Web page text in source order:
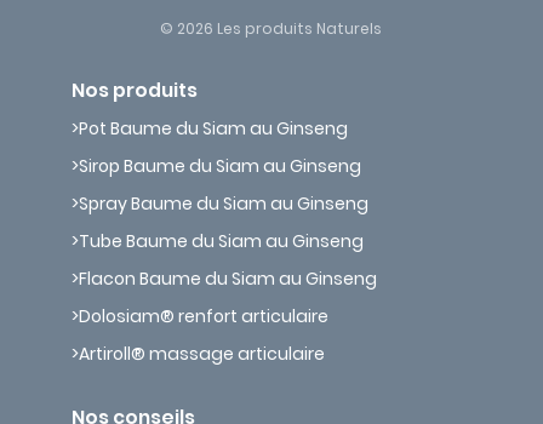
© 2026 Les produits Naturels
Nos produits
Pot Baume du Siam au Ginseng
Sirop Baume du Siam au Ginseng
Spray Baume du Siam au Ginseng
Tube Baume du Siam au Ginseng
Flacon Baume du Siam au Ginseng
Dolosiam® renfort articulaire
Artiroll® massage articulaire
Nos conseils